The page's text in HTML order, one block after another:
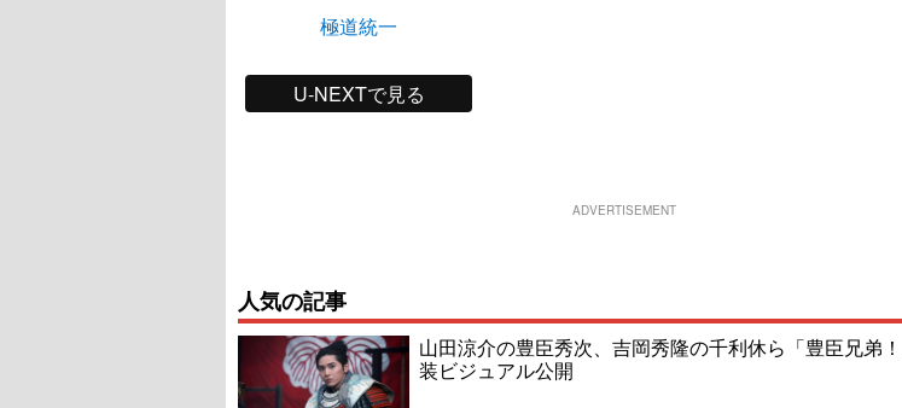
極道統一
U-NEXTで見る
ADVERTISEMENT
人気の記事
山田涼介の豊臣秀次、吉岡秀隆の千利休ら「豊臣兄弟
装ビジュアル公開